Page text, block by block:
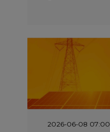
2026-06-08 07:00